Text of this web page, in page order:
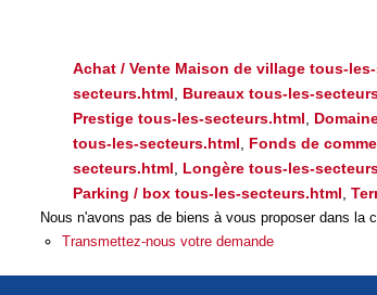
Achat / Vente Maison de village tous-
secteurs.html
Bureaux tous-les-
Prestige tous-les-secteurs.html
tous-les-secteurs.html
Fonds de
secteurs.html
Longère tous-les-
Parking / box tous-les-secteurs.html
Nous n'avons pas de biens à vous proposer dans la
Transmettez-nous votre demande